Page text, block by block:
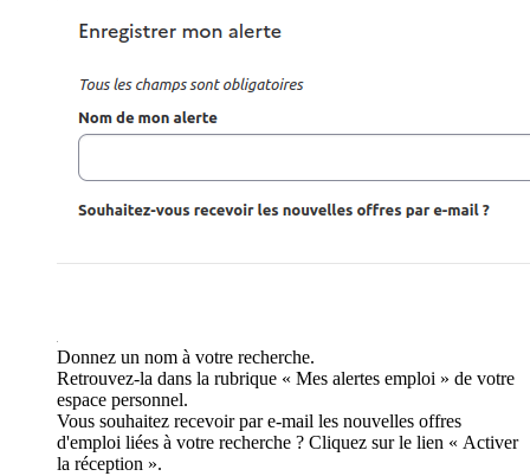
Donnez un nom à votre recherche.
Retrouvez-la dans la rubrique « Mes alertes emploi » de votre
espace personnel.
Vous souhaitez recevoir par e-mail les nouvelles offres
d'emploi liées à votre recherche ? Cliquez sur le lien « Activer
la réception ».